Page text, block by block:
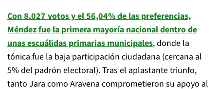
Con 8.027 votos y el 56,04% de las preferencias,
Méndez fue la primera mayoría nacional dentro de
unas escuálidas primarias municipales, donde la
tónica fue la baja participación ciudadana (cercana al
5% del padrón electoral). Tras el aplastante triunfo,
tanto Jara como Aravena comprometieron su apoyo al